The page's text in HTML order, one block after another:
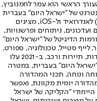
הראשי הוא עמר לחמנוביץ,
של "ישראל היום" בעברית
ובאנגלית, כמו כן היישומונים (אפליקציות) לאנדרואיד ול-iOS, מציגים
ניתוחים ופרשנויות,
הדיגיטל של "ישראל היום"
לייף סטייל, טכנולוגיה, ספורט,
כלכלה וצרכנות, בריאות, חיילים, אוכל, יהדות, תיירות ורכב. ב-2021 עלו
היום" בעברית, במטרה
ונוחה. תכני המהדורה
יומית מקוונת, ואפשר
"הקליקה של ישראל